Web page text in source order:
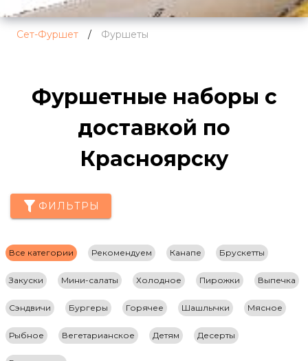
Сет-Фуршет / Фуршеты
Фуршетные наборы с
доставкой по
Красноярску
ФИЛЬТРЫ
Все категории Рекомендуем Канапе Брускетты
Закуски Мини-салаты Холодное Пирожки Выпечка
Сэндвичи Бургеры Горячее Шашлычки Мясное
Рыбное Вегетарианское Детям Десерты